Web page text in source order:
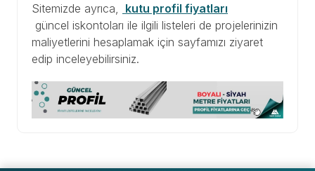
Sitemizde ayrıca,
kutu profil fiyatları
güncel iskontoları ile ilgili listeleri de projelerinizin
maliyetlerini hesaplamak için sayfamızı ziyaret
edip inceleyebilirsiniz.